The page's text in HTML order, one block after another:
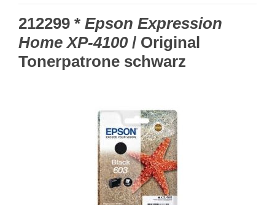
212299 * Epson Expression
Home XP-4100/ Original
Tonerpatrone schwarz